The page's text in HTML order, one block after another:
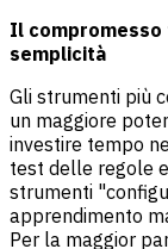
Il
semplicità
Gli strumenti più
un maggiore
investire tempo
test delle regole
strumenti
apprendimento
Per la maggior